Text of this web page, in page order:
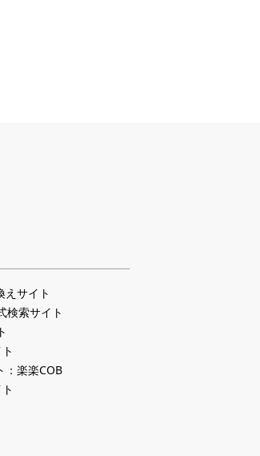
えサイト
検索サイト
：楽楽COB